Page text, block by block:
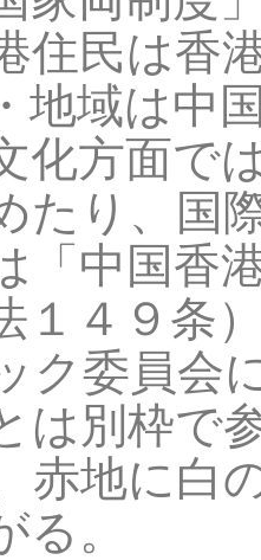
住民は香
地域は中
化方面で
たり、国
「中国香
１４９条
ク委員会
は別枠で
赤地に白
。